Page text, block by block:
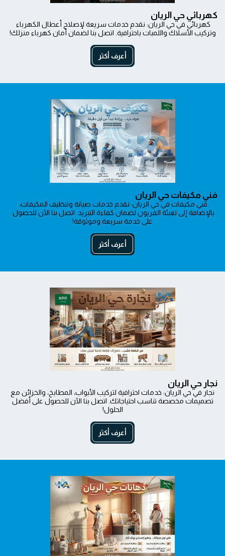
كهربائي حي الريان
وتركيب الأسلاك واللمبات باحترافية. اتصل بنا لضمان أمان كهرباء منزلك!
أعرف أكثر
فني مكيفات حي الريان
على خدمة سريعة وموثوقة!
أعرف أكثر
نجار حي الريان
نجار في حي الريان: خدمات احترافية لتركيب الأبواب، المطابخ، والخزائن مع
تصميمات مخصصة تناسب احتياجاتك. اتصل بنا الآن للحصول على أفضل
الحلول!
أعرف أكثر